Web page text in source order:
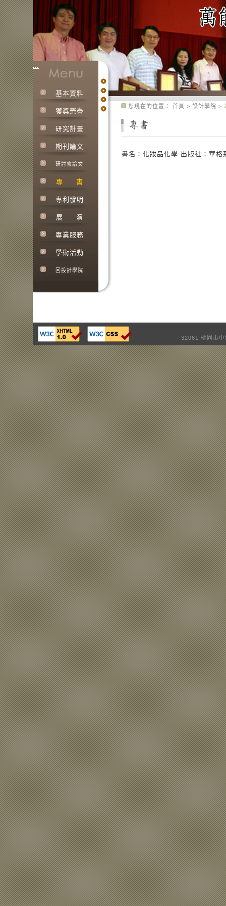
:::
基本資料
獲獎榮譽
研究計畫
期刊論文
研討會論文
專 書
專利發明
展 演
專業服務
學術活動
回設計學院
您現在的位置： 首頁 > 設計學院 >
書名：化妝品化學 出版社：華格
32061 桃園市